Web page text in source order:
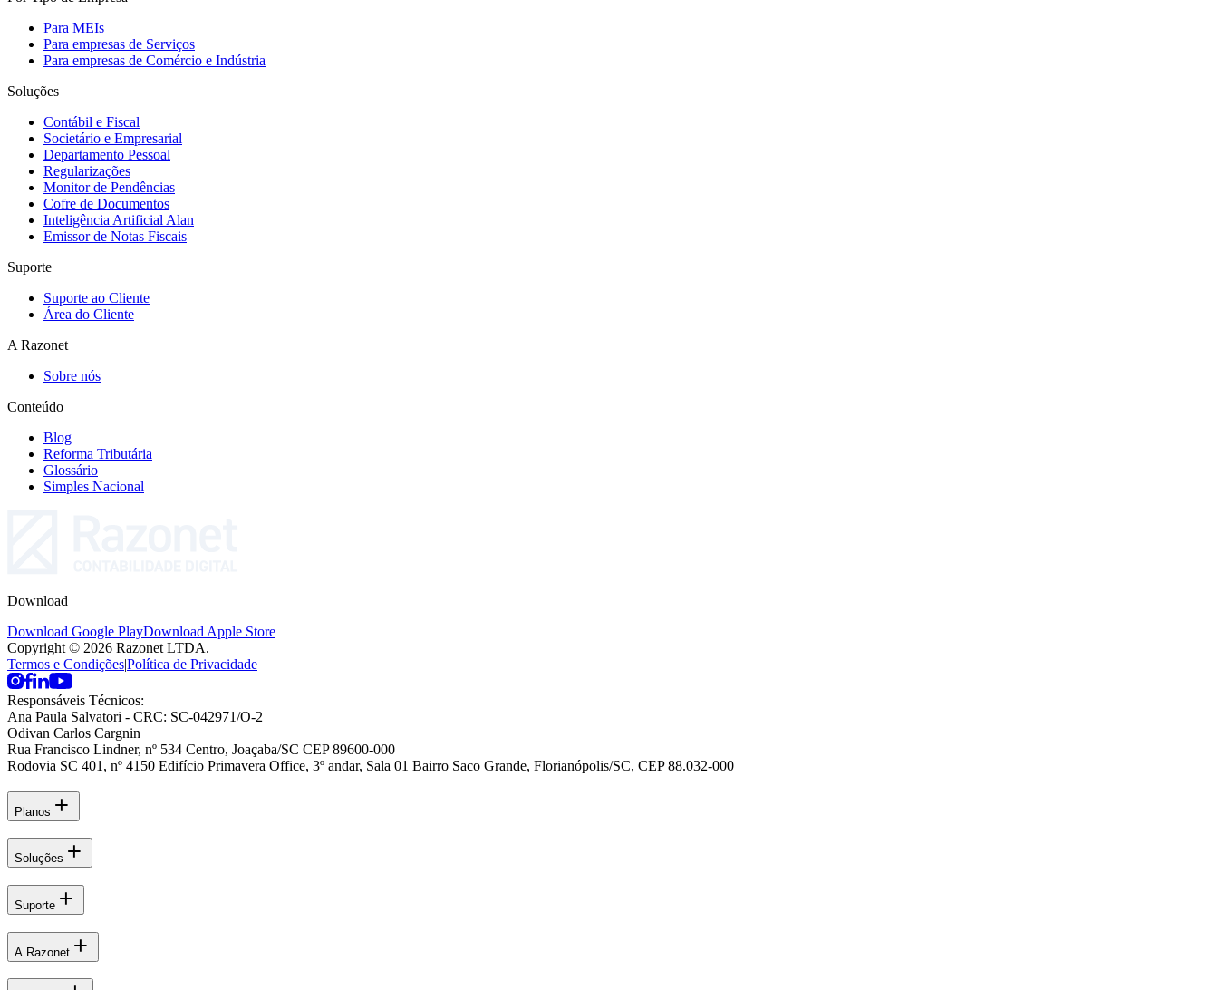
Para MEIs
Para empresas de Serviços
Para empresas de Comércio e Indústria
Soluções
Contábil e Fiscal
Societário e Empresarial
Departamento Pessoal
Regularizações
Monitor de Pendências
Cofre de Documentos
Inteligência Artificial Alan
Emissor de Notas Fiscais
Suporte
Suporte ao Cliente
Área do Cliente
A Razonet
Sobre nós
Conteúdo
Blog
Reforma Tributária
Glossário
Simples Nacional
Download
Download Google PlayDownload Apple Store
Copyright © 2026 Razonet LTDA.
Termos e Condições|Política de Privacidade
Responsáveis Técnicos:
Ana Paula Salvatori - CRC: SC-042971/O-2
Odivan Carlos Cargnin
Rua Francisco Lindner, nº 534 Centro, Joaçaba/SC CEP 89600-000
Rodovia SC 401, nº 4150 Edifício Primavera Office, 3º andar, Sala 01 Bairro Saco Grande, Florianópolis/SC, CEP 88.032-000
Planos
Soluções
Suporte
A Razonet